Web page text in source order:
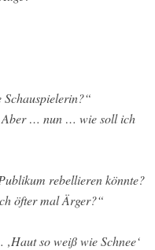
Aber … nun … wie soll ich
rebellieren könnte?
öfter mal Ärger?“
so weiß wie Schnee‘